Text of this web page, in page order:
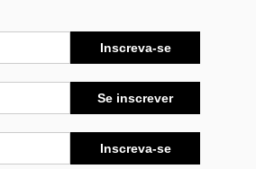
Inscreva-se
Se inscrever
Inscreva-se